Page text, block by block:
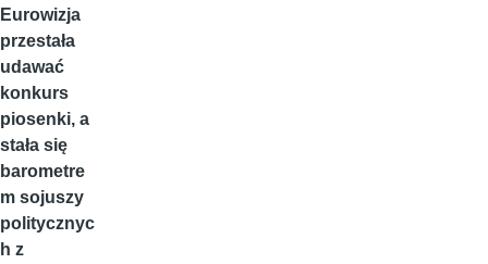
Eurowizja
przestała
udawać
konkurs
piosenki, a
stała się
barometre
m sojuszy
politycznyc
h z